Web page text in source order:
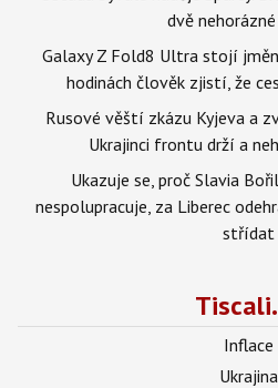
dvě
Galaxy Z Fold8 Ultra stojí
hodinách člověk zjistí, že
Rusové věští zkázu Kyjeva a
Ukrajinci frontu drží a
Ukazuje se, proč Slavia
nespolupracuje, za Liberec
střídat
Inflace
Ukrajina